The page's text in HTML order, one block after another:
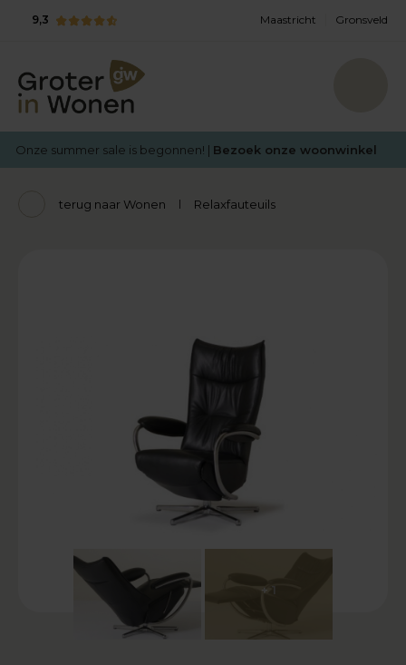
9,3 Maastricht Gronsveld
Onze summer sale is begonnen! | Bezoek onze woonwinkel
terug naar Wonen Relaxfauteuils
+ 1